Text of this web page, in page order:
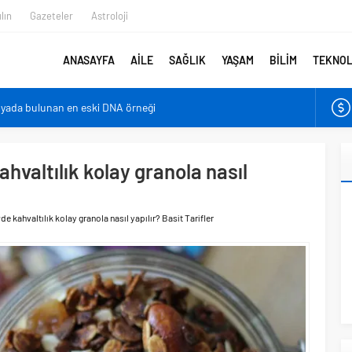
Gazeteler Astroloji
ANASAYFA AİLE SAĞLIK YAŞAM BİLİM
bulunan en eski DNA örneği
bebeklerden farklı?
belirlenebilecek
kolay granola nasıl
kahvaltılık kolay granola nasıl yapılır? Basit Tarifler